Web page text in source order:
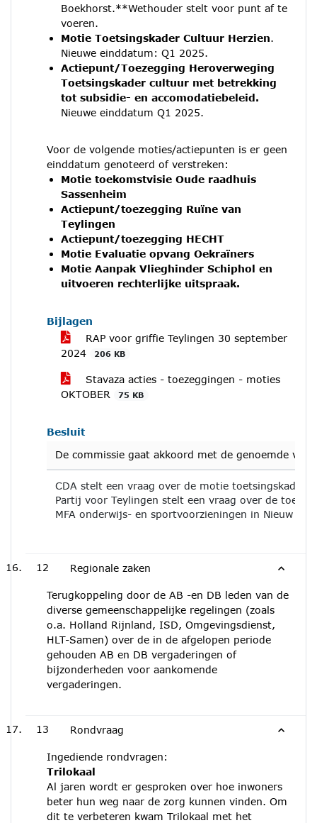
Boekhorst.**Wethouder stelt voor punt af te
voeren.
Motie Toetsingskader Cultuur Herzien.
Nieuwe einddatum: Q1 2025.
Actiepunt/Toezegging Heroverweging
Toetsingskader cultuur met betrekking
tot subsidie- en accomodatiebeleid.
Nieuwe einddatum Q1 2025.
Voor de volgende moties/actiepunten is er geen
einddatum genoteerd of verstreken:
Motie toekomstvisie Oude raadhuis
Sassenheim
Actiepunt/toezegging Ruïne van
Teylingen
Actiepunt/toezegging HECHT
Motie Evaluatie opvang Oekraïners
Motie Aanpak Vlieghinder Schiphol en
uitvoeren rechterlijke uitspraak.
Bijlagen
RAP voor griffie Teylingen 30 september
2024
206 KB
Stavaza acties - toezeggingen - moties
OKTOBER
75 KB
Besluit
De commissie gaat akkoord met de genoemde
CDA stelt een vraag over de motie toetsingskader
Partij voor Teylingen stelt een vraag over de
MFA onderwijs- en sportvoorzieningen in Nieuw
12 Regionale zaken
Terugkoppeling door de AB -en DB leden van de
diverse gemeenschappelijke regelingen (zoals
o.a. Holland Rijnland, ISD, Omgevingsdienst,
HLT-Samen) over de in de afgelopen periode
gehouden AB en DB vergaderingen of
bijzonderheden voor aankomende
vergaderingen.
13 Rondvraag
Ingediende rondvragen:
Trilokaal
Al jaren wordt er gesproken over hoe inwoners
beter hun weg naar de zorg kunnen vinden. Om
dit te verbeteren kwam Trilokaal met het